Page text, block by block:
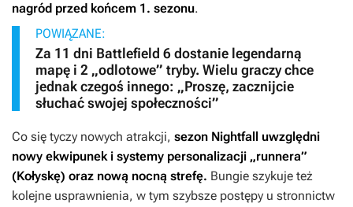
nagród przed końcem 1. sezonu.
POWIĄZANE:
Za 11 dni Battlefield 6 dostanie legendarną
mapę i 2 „odlotowe” tryby. Wielu graczy chce
jednak czegoś innego: „Proszę, zacznijcie
słuchać swojej społeczności”
Co się tyczy nowych atrakcji, sezon Nightfall uwzględni
nowy ekwipunek i systemy personalizacji „runnera”
(Kołyskę) oraz nową nocną strefę. Bungie szykuje też
kolejne usprawnienia, w tym szybsze postępy u stronnictw